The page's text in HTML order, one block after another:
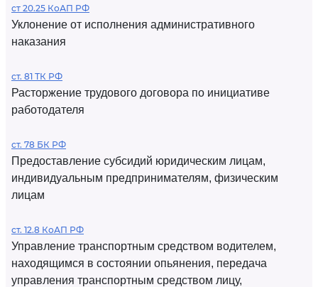
ст 20.25 КоАП РФ
Уклонение от исполнения административного
наказания
ст. 81 ТК РФ
Расторжение трудового договора по инициативе
работодателя
ст. 78 БК РФ
Предоставление субсидий юридическим лицам,
индивидуальным предпринимателям, физическим
лицам
ст. 12.8 КоАП РФ
Управление транспортным средством водителем,
находящимся в состоянии опьянения, передача
управления транспортным средством лицу,